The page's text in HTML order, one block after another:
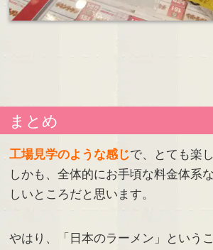
まとめ
工場見学のような感じで、とても楽
しかも、全体的にお手頃な料金体系
しいところだと思います。
やはり、「日本のラーメン」という